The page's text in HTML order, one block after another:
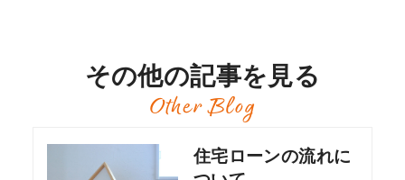
その他の記事を見る
Other Blog
住宅ローンの流れに